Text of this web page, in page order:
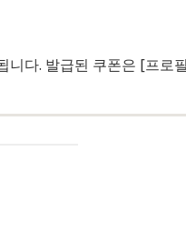
다. 발급된 쿠폰은 [프로